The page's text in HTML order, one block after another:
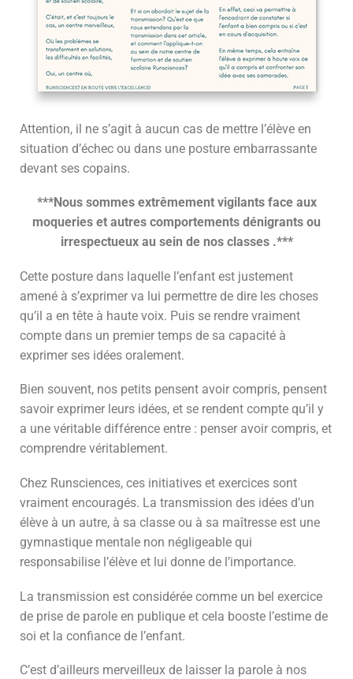
Attention, il ne s’agit à aucun cas de mettre l’élève en
situation d’échec ou dans une posture embarrassante
devant ses copains.
***Nous sommes extrêmement vigilants face aux
moqueries et autres comportements dénigrants ou
irrespectueux au sein de nos classes .***
Cette posture dans laquelle l’enfant est justement
amené à s’exprimer va lui permettre de dire les choses
qu’il a en tête à haute voix. Puis se rendre vraiment
compte dans un premier temps de sa capacité à
exprimer ses idées oralement.
Bien souvent, nos petits pensent avoir compris, pensent
savoir exprimer leurs idées, et se rendent compte qu’il y
a une véritable différence entre : penser avoir compris, et
comprendre véritablement.
Chez Runsciences, ces initiatives et exercices sont
vraiment encouragés. La transmission des idées d’un
élève à un autre, à sa classe ou à sa maîtresse est une
gymnastique mentale non négligeable qui
responsabilise l’élève et lui donne de l’importance.
La transmission est considérée comme un bel exercice
de prise de parole en publique et cela booste l’estime de
soi et la confiance de l’enfant.
C’est d’ailleurs merveilleux de laisser la parole à nos